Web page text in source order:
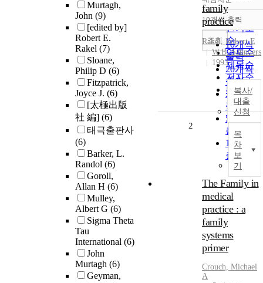
Murtagh,
John (9)
[edited by]
Robert E.
Rakel (7)
Sloane,
Philip D (6)
Fitzpatrick,
Joyce J. (6)
[太極出版
社 編] (6)
태극출판사
(6)
Barker, L.
Randol (6)
Goroll,
Allan H (6)
Mulley,
Albert G (6)
Sigma Theta
Tau
International (6)
John
Murtagh (6)
Geyman,
정확도
순
인기도
순
연도순
제목순
저자순
발행기
관순
내림차순
10개씩 출력
10개씩
출력
20개씩
출력
30개씩
출력
50개씩
출력
100개씩
출력
조회
family
practice
Rakel, Robert E
W.B. Saunders
1993
복사/
대출
신청
목
차
보
기
2
The Family in
medical
practice : a
family
systems
primer
Crouch, Michael
A